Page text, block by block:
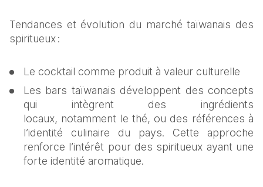
Tendances et évolution du marché taïwanais des
spiritueux :
Le cocktail comme produit à valeur culturelle
Les bars taïwanais développent des concepts
qui intègrent des ingrédients
locaux, notamment le thé, ou des références à
l’identité culinaire du pays. Cette approche
renforce l’intérêt pour des spiritueux ayant une
forte identité aromatique.